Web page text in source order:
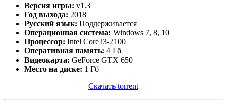
Версия игры: v1.3
Год выхода: 2018
Русский язык: Поддерживается
Операционная система: Windows 7, 8, 10
Процессор: Intel Core i3-2100
Оперативная память: 4 Гб
Видеокарта: GeForce GTX 650
Место на диске: 1 Гб
Скачать torrent